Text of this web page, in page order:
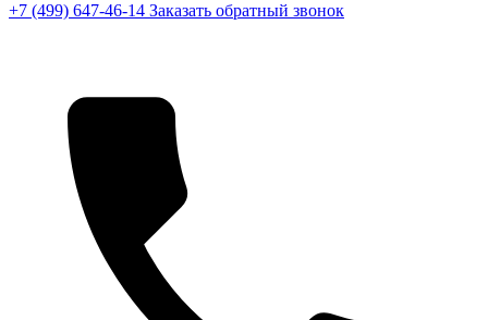
+7 (499) 647-46-14 Заказать обратный звонок